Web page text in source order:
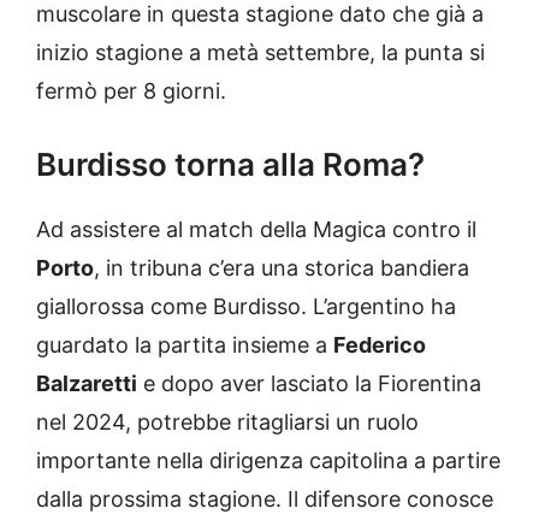
muscolare in questa stagione dato che già a
inizio stagione a metà settembre, la punta si
fermò per 8 giorni.
Burdisso torna alla Roma?
Ad assistere al match della Magica contro il
Porto, in tribuna c’era una storica bandiera
giallorossa come Burdisso. L’argentino ha
guardato la partita insieme a Federico
Balzaretti e dopo aver lasciato la Fiorentina
nel 2024, potrebbe ritagliarsi un ruolo
importante nella dirigenza capitolina a partire
dalla prossima stagione. Il difensore conosce